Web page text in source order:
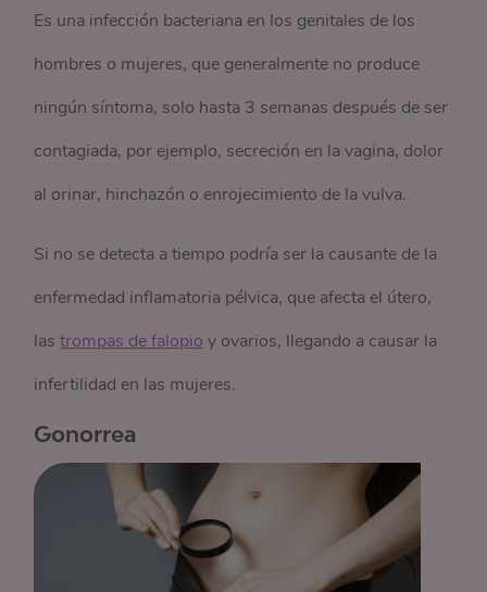
Es una infección bacteriana en los genitales de los
hombres o mujeres, que generalmente no produce
ningún síntoma, solo hasta 3 semanas después de ser
contagiada, por ejemplo, secreción en la vagina, dolor
al orinar, hinchazón o enrojecimiento de la vulva.
Si no se detecta a tiempo podría ser la causante de la
enfermedad inflamatoria pélvica, que afecta el útero,
lastrompas de falopio y ovarios, llegando a causar la
infertilidad en las mujeres.
Gonorrea